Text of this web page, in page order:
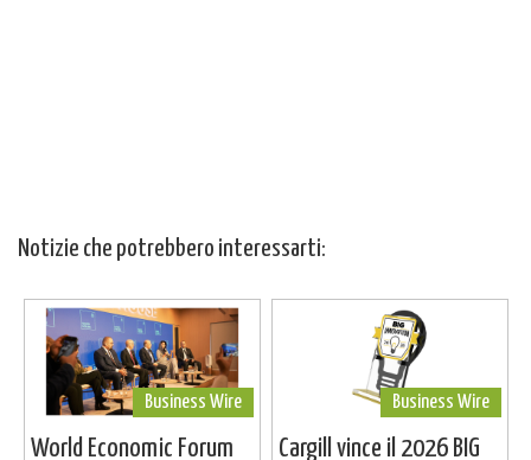
Notizie che potrebbero interessarti:
Business Wire
World Economic Forum
Business Wire
Cargill vince il 2026 BIG